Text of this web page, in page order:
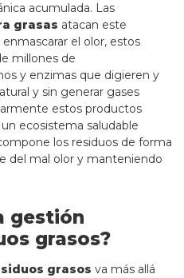
acumulada. Las
grasas atacan este
el olor, estos
millones de
y enzimas que digieren y
y sin generar gases
estos productos
ecosistema saludable
los residuos de forma
del mal olor y manteniendo
gestión
grasos?
grasos va más allá